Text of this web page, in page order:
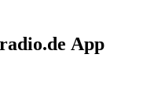
App